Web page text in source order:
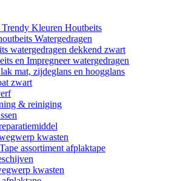
Kleuren Houtbeits
Watergedragen
watergedragen dekkend zwart
en Impregneer watergedragen
mat, zijdeglans en hoogglans
zwart
& reiniging
kwasten
assortiment afplaktape
kwasten